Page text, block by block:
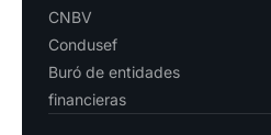
CNBV
Condusef
Buró de entidades
financieras